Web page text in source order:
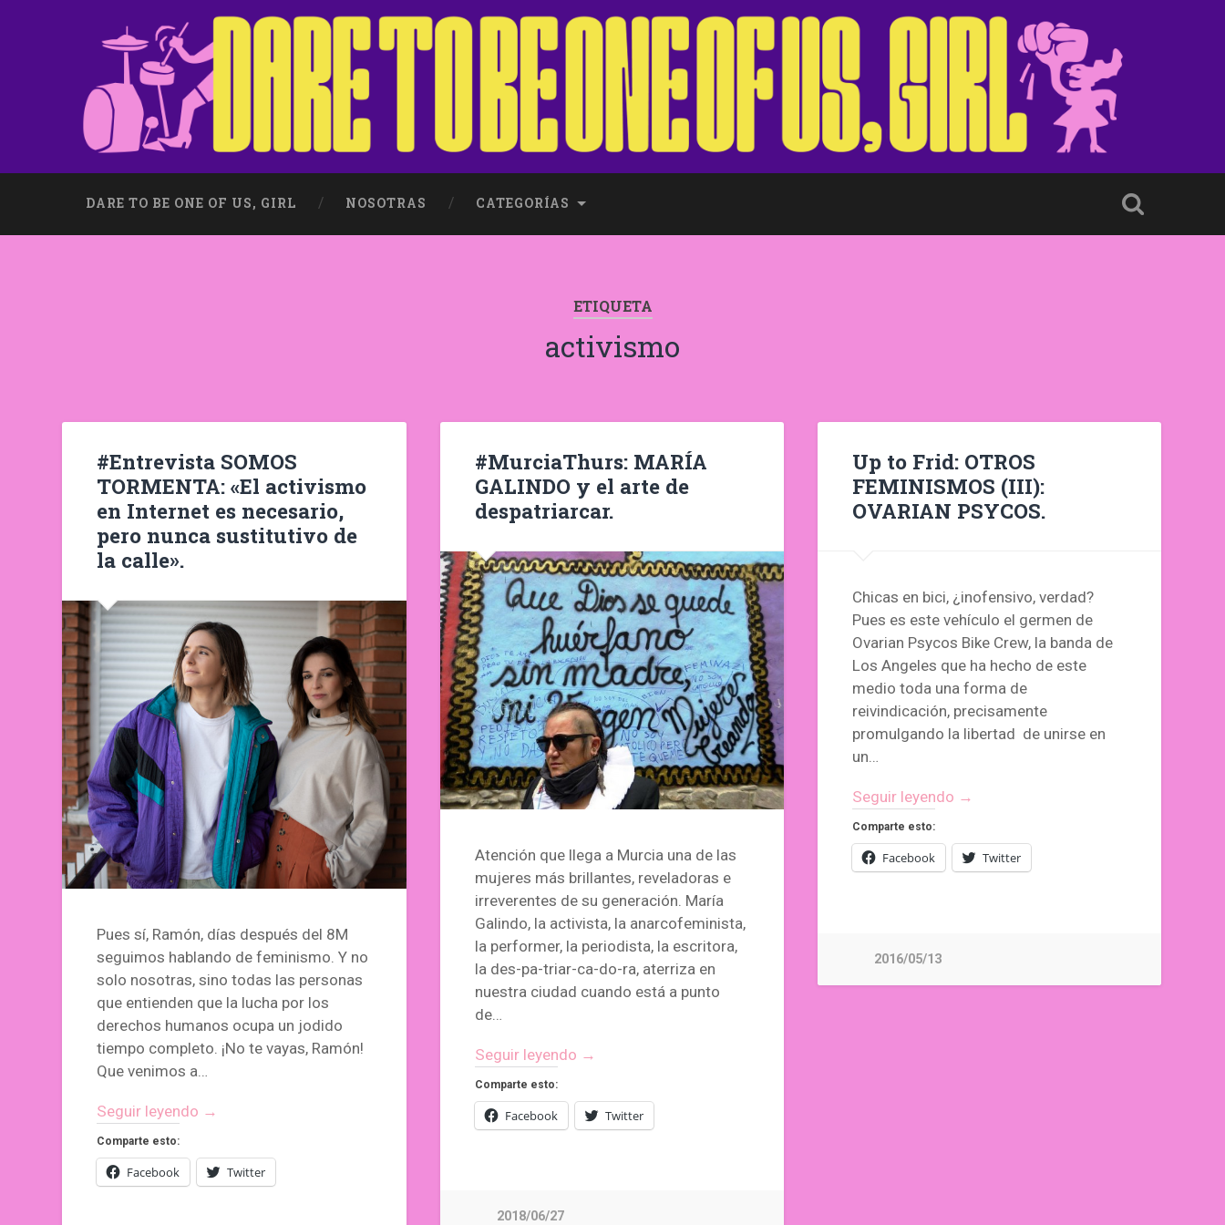
DARE TO BE ONE OF US, GIRL NOSOTRAS CATEGORÍAS
ETIQUETA
activismo
#Entrevista SOMOS
TORMENTA: «El activismo
en Internet es necesario,
pero nunca sustitutivo de
la calle».
Pues sí, Ramón, días después del 8M
seguimos hablando de feminismo. Y no
solo nosotras, sino todas las personas
que entienden que la lucha por los
derechos humanos ocupa un jodido
tiempo completo. ¡No te vayas, Ramón!
Que venimos a…
Seguir leyendo →
Comparte esto:
Facebook Twitter
#MurciaThurs: MARÍA
GALINDO y el arte de
despatriarcar.
Atención que llega a Murcia una de las
mujeres más brillantes, reveladoras e
irreverentes de su generación. María
Galindo, la activista, la anarcofeminista,
la performer, la periodista, la escritora,
la des-pa-triar-ca-do-ra, aterriza en
nuestra ciudad cuando está a punto
de…
Seguir leyendo →
Comparte esto:
Facebook Twitter
2018/06/27
Up to Frid: OTROS
FEMINISMOS (III):
OVARIAN PSYCOS.
Chicas en bici, ¿inofensivo, verdad?
Pues es este vehículo el germen de
Ovarian Psycos Bike Crew, la banda de
Los Angeles que ha hecho de este
medio toda una forma de
reivindicación, precisamente
promulgando la libertad de unirse en
un…
Seguir leyendo →
Comparte esto:
Facebook Twitter
2016/05/13